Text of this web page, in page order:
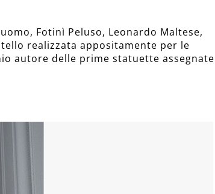
Fotinì Peluso, Leonardo Maltese,
realizzata appositamente per le
autore delle prime statuette assegnate